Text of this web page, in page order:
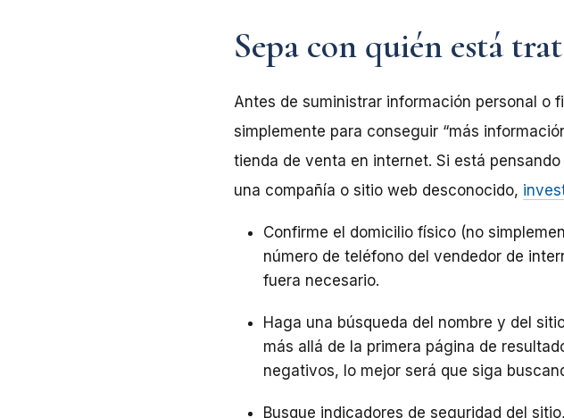
Sepa con quién está
Antes de suministrar información personal o
simplemente para conseguir “más
tienda de venta en internet. Si está
una compañía o sitio web desconocido,
Confirme el domicilio físico (no
número de teléfono del vendedor de
fuera necesario.
Haga una búsqueda del nombre y del
más allá de la primera página de
negativos, lo mejor será que siga
Busque indicadores de seguridad del